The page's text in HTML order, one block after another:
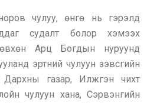
чулуу, өнгө нь гэрэлд
судалт болор хэмээх
Арц Богдын нуруунд
эртний чулуун зэвсгийн
газар, Илжгэн чихт
чулуун хана, Сэрвэнгийн